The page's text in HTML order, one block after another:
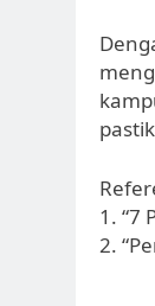
1. “7
2.